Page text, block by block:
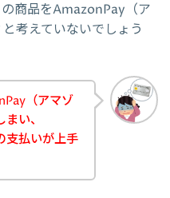
商品をAmazonPay（ア
考えていないでしょう
（アマゾ
い、
支払いが上手